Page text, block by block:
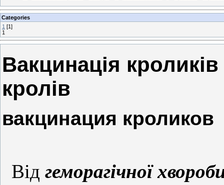
Categories
1 [1]
1
Вакцинація
кролів
вакцинация кроликов
Від геморагічної